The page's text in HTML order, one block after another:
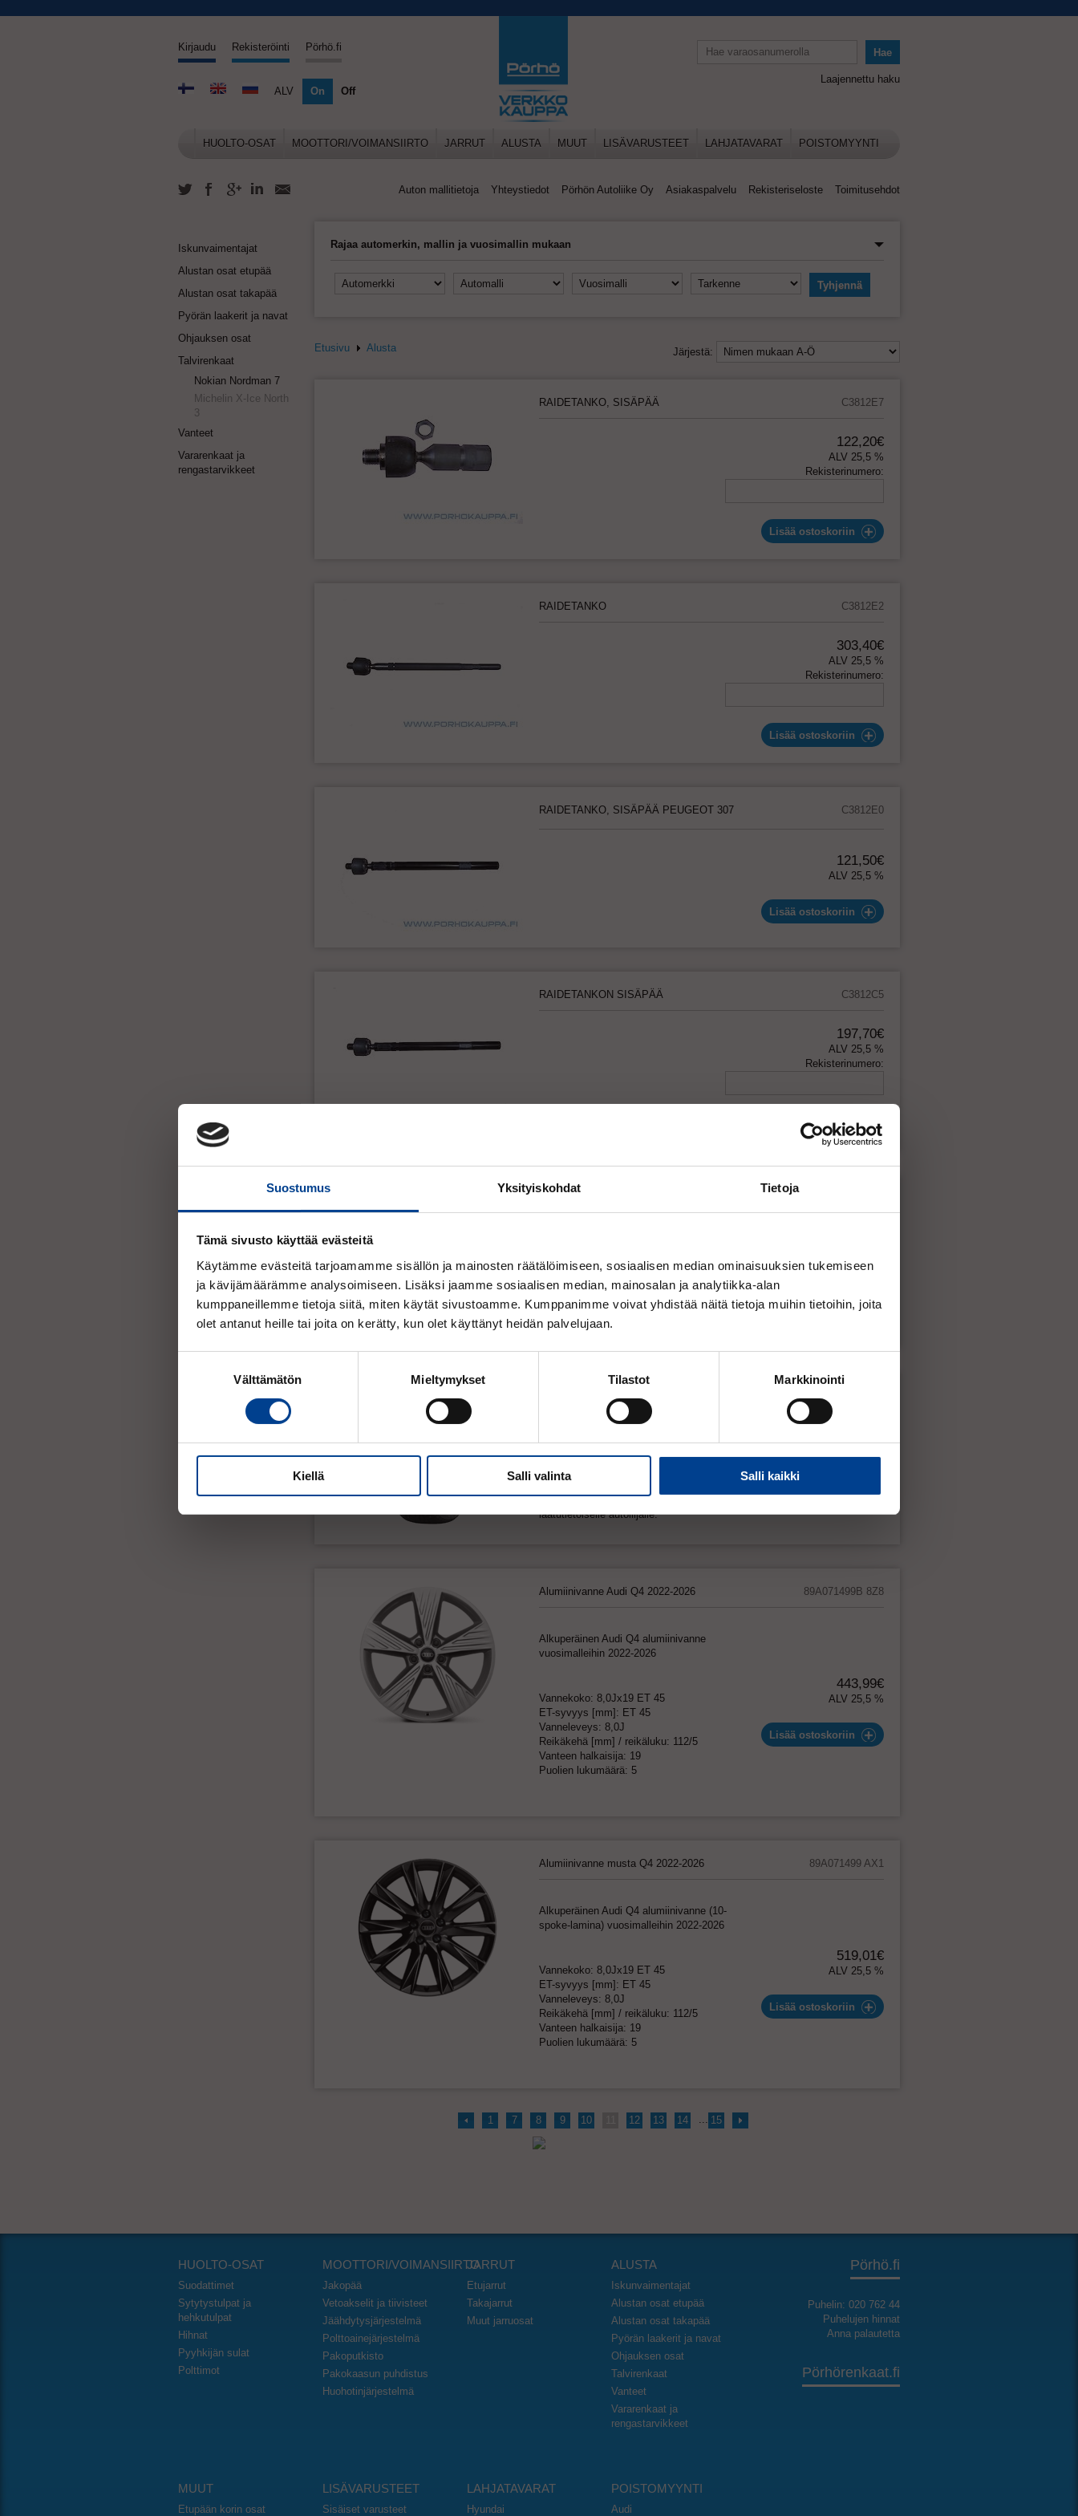
Suostumus Yksityiskohdat Tietoja
Tämä sivusto käyttää evästeitä
Käytämme evästeitä tarjoamamme sisällön ja mainosten räätälöimiseen, sosiaalisen median ominaisuuksien tukemiseen
ja kävijämäärämme analysoimiseen. Lisäksi jaamme sosiaalisen median, mainosalan ja analytiikka-alan
kumppaneillemme tietoja siitä, miten käytät sivustoamme. Kumppanimme voivat yhdistää näitä tietoja muihin tietoihin, joita
olet antanut heille tai joita on kerätty, kun olet käyttänyt heidän palvelujaan.
Välttämätön Mieltymykset Tilastot Markkinointi
Kiellä Salli valinta Salli kaikki
Kirjaudu Rekisteröinti Pörhö.fi
ALV On Off
Laajennettu haku
HUOLTO-OSAT MOOTTORI/VOIMANSIIRTO JARRUT ALUSTA MUUT LISÄVARUSTEET LAHJATAVARAT POISTOMYYNTI
Auton mallitietoja Yhteystiedot Pörhön Autoliike Oy Asiakaspalvelu Rekisteriseloste Toimitusehdot
Iskunvaimentajat
Alustan osat etupää
Alustan osat takapää
Pyörän laakerit ja navat
Ohjauksen osat
Talvirenkaat
Nokian Nordman 7
Michelin X-Ice North
3
Vanteet
Vararenkaat ja
rengastarvikkeet
Rajaa automerkin, mallin ja vuosimallin mukaan
Tyhjennä
Etusivu Alusta Järjestä:
RAIDETANKO, SISÄPÄÄ C3812E7
122,20€
ALV 25,5 %
Rekisterinumero:
Lisää ostoskoriin
RAIDETANKO C3812E2
303,40€
ALV 25,5 %
Rekisterinumero:
Lisää ostoskoriin
RAIDETANKO, SISÄPÄÄ PEUGEOT 307 C3812E0
121,50€
ALV 25,5 %
Lisää ostoskoriin
RAIDETANKON SISÄPÄÄ C3812C5
197,70€
ALV 25,5 %
Rekisterinumero:
Lisää ostoskoriin
ensiluokkaista ajomukavuutta. Air Claw -
teknologia yhdistää kuviopalojen etureunoissa
olevan ilmavaimentimen ja ankkurinastan ja
pehmentää nastan iskua tiehen. Hinta–
laatutietoiselle autoilijalle.
ALV 25,5 %
Lisää ostoskoriin
Pitävä ja vakaa nastarengas, joka tarjoaa
ensiluokkaista ajomukavuutta. Air Claw -
teknologia yhdistää kuviopalojen etureunoissa
pehmentää nastan iskua tiehen. Hinta–
laatutietoiselle autoilijalle.
Alumiinivanne Audi Q4 2022-2026 89A071499B 8Z8
Alkuperäinen Audi Q4 alumiinivanne
vuosimalleihin 2022-2026
Vannekoko: 8,0Jx19 ET 45
ET-syvyys [mm]: ET 45
Vanneleveys: 8,0J
Reikäkehä [mm] / reikäluku: 112/5
Vanteen halkaisija: 19
Puolien lukumäärä: 5
443,99€
ALV 25,5 %
Lisää ostoskoriin
Alumiinivanne musta Q4 2022-2026 89A071499 AX1
Alkuperäinen Audi Q4 alumiinivanne (10-
spoke-lamina) vuosimalleihin 2022-2026
Vannekoko: 8,0Jx19 ET 45
ET-syvyys [mm]: ET 45
Vanneleveys: 8,0J
Reikäkehä [mm] / reikäluku: 112/5
Vanteen halkaisija: 19
Puolien lukumäärä: 5
519,01€
ALV 25,5 %
Lisää ostoskoriin
1 ...
7 8 9 10 12 13 14 15
HUOLTO-OSAT
Suodattimet
Sytytystulpat ja
hehkutulpat
Hihnat
Pyyhkijän sulat
Polttimot
MOOTTORI/VOIMANSIIRTO
Jakopää
Vetoakselit ja tiivisteet
Jäähdytysjärjestelmä
Polttoainejärjestelmä
Pakoputkisto
Pakokaasun puhdistus
Huohotinjärjestelmä
JARRUT
Etujarrut
Takajarrut
Muut jarruosat
ALUSTA
Iskunvaimentajat
Alustan osat etupää
Alustan osat takapää
Pyörän laakerit ja navat
Ohjauksen osat
Talvirenkaat
Vanteet
Vararenkaat ja
rengastarvikkeet
MUUT
Etupään korin osat
LISÄVARUSTEET
Sisäiset varusteet
LAHJATAVARAT
Hyundai
POISTOMYYNTI
Audi
Pörhö.fi
Puhelin: 020 762 44
Puhelujen hinnat
Anna palautetta
Pörhörenkaat.fi
Huomioithan, että tarkastelet nyt Alv. 25,5%
hintoja.